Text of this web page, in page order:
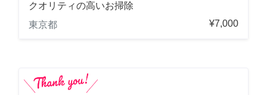
クオリティの高いお掃除
東京都
¥7,000